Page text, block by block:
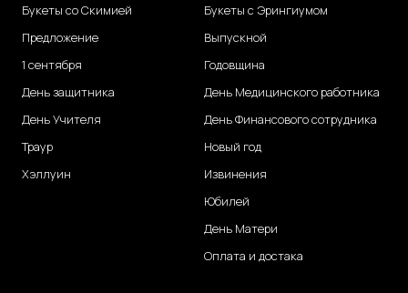
Букеты со Скимией
Предложение
1 сентября
День защитника
День Учителя
Траур
Хэллуин
Букеты с Эрингиумом
Выпускной
Годовщина
День Медицинского работника
День Финансового сотрудника
Новый год
Извинения
Юбилей
День Матери
Оплата и достака